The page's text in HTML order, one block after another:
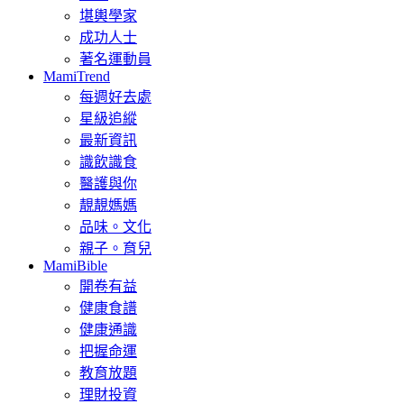
堪輿學家
成功人士
著名運動員
MamiTrend
每週好去處
星級追縱
最新資訊
識飲識食
醫護與你
靚靚媽媽
品味。文化
親子。育兒
MamiBible
開卷有益
健康食譜
健康通識
把握命運
教育放題
理財投資